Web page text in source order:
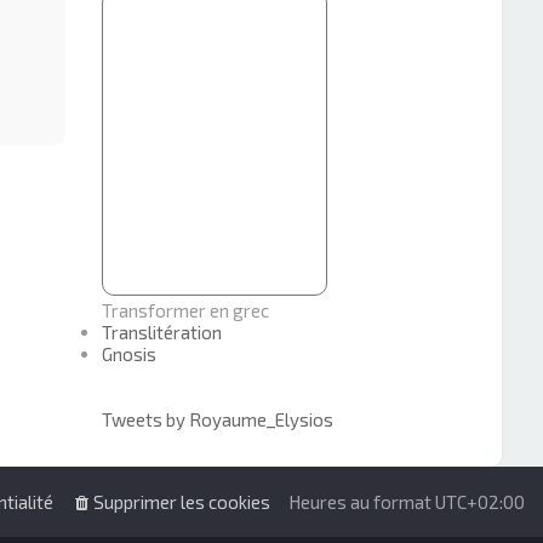
Transformer en grec
Translitération
Gnosis
Tweets by Royaume_Elysios
Heures au formatUTC+02:00
Supprimer les cookies